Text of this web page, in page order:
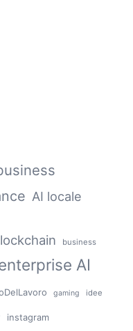
AI locale
business
AI
gaming idee
instagram